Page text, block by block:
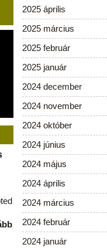
2025 április
2025 március
2025 február
2025 január
2024 december
2024 november
2024 október
2024 június
2024 május
2024 április
2024 március
2024 február
2024 január